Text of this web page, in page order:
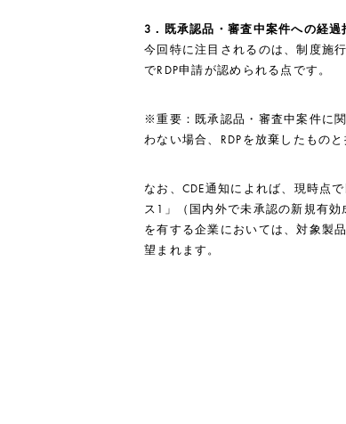
3 ．既承認品・審査中案件への経過
今回特に注目されるのは、制度施
でRDP申請が認められる点です。
※重要：既承認品・審査中案件に
わない場合、RDPを放棄したものと
なお、CDE通知によれば、現時点
ス1」（国内外で未承認の新規有
を有する企業においては、対象製
望まれます。